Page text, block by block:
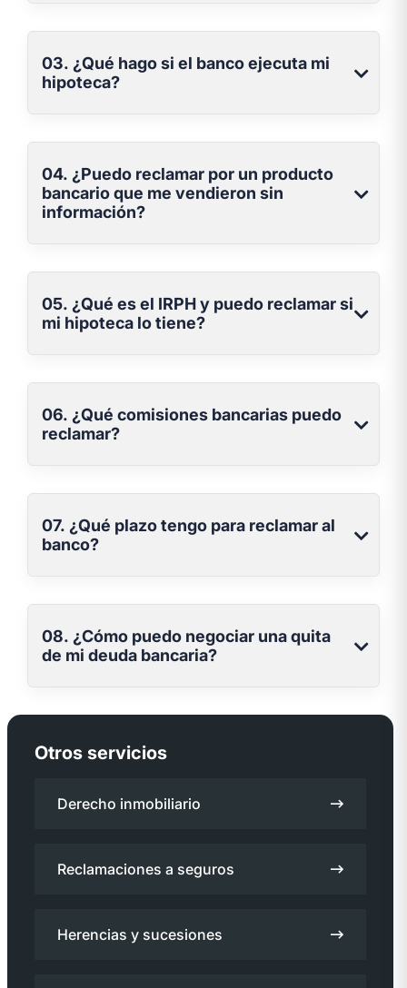
03. ¿Qué hago si el banco ejecuta mi
hipoteca?
04. ¿Puedo reclamar por un producto
bancario que me vendieron sin
información?
05. ¿Qué es el IRPH y puedo reclamar si
mi hipoteca lo tiene?
06. ¿Qué comisiones bancarias puedo
reclamar?
07. ¿Qué plazo tengo para reclamar al
banco?
08. ¿Cómo puedo negociar una quita
de mi deuda bancaria?
Otros servicios
Derecho inmobiliario
Reclamaciones a seguros
Herencias y sucesiones